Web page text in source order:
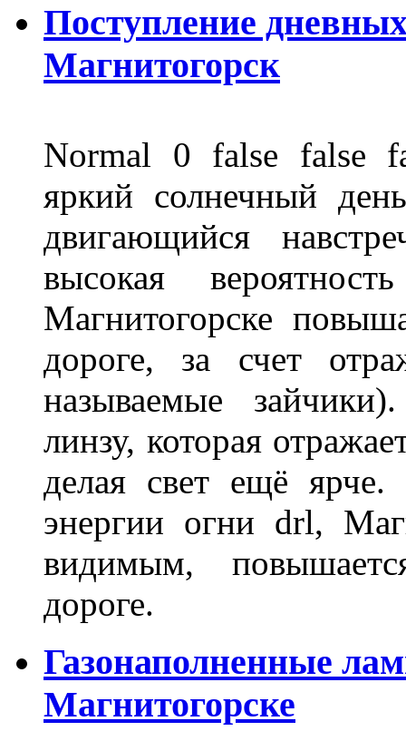
Поступление
Магнитогорск
Normal 0 false false
яркий солнечный
двигающийся
высокая
Магнитогорске
дороге, за счет
называемые
линзу, которая
делая свет ещё
энергии огни drl,
видимым,
дороге.
Газонаполненные
Магнитогорске